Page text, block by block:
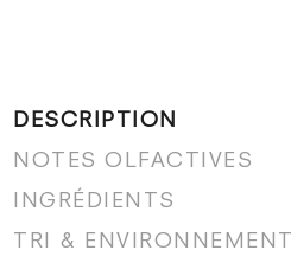
DESCRIPTION
NOTES OLFACTIVES
INGRÉDIENTS
TRI & ENVIRONNEMENT